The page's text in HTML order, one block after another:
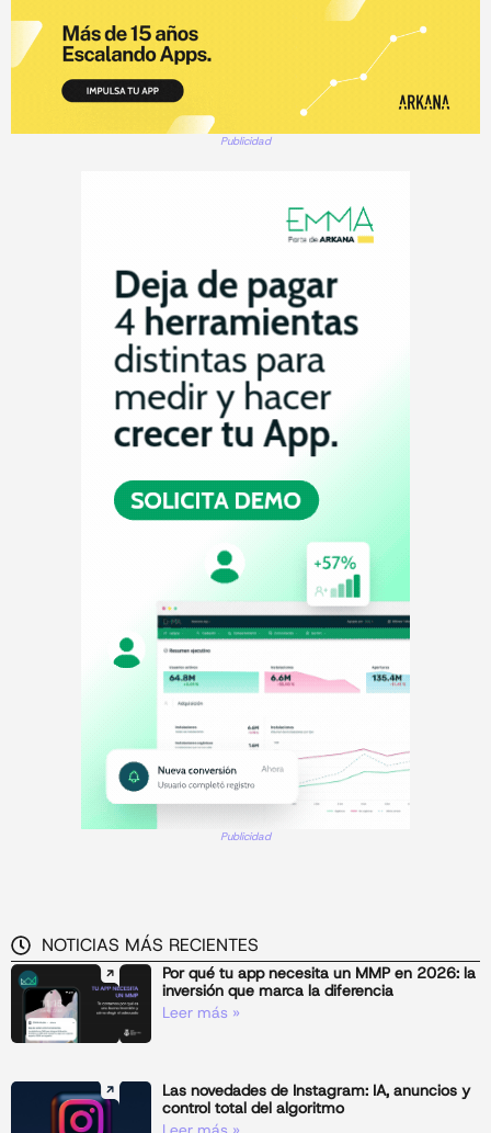
Publicidad
Publicidad
NOTICIAS MÁS RECIENTES
Por qué tu app necesita un MMP en 2026: la
inversión que marca la diferencia
Leer más »
Las novedades de Instagram: IA, anuncios y
control total del algoritmo